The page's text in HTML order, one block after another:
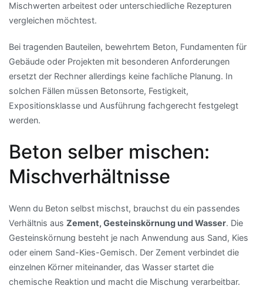
Mischwerten arbeitest oder unterschiedliche Rezepturen
vergleichen möchtest.
Bei tragenden Bauteilen, bewehrtem Beton, Fundamenten für
Gebäude oder Projekten mit besonderen Anforderungen
ersetzt der Rechner allerdings keine fachliche Planung. In
solchen Fällen müssen Betonsorte, Festigkeit,
Expositionsklasse und Ausführung fachgerecht festgelegt
werden.
Beton selber mischen:
Mischverhältnisse
Wenn du Beton selbst mischst, brauchst du ein passendes
Verhältnis aus Zement, Gesteinskörnung und Wasser. Die
Gesteinskörnung besteht je nach Anwendung aus Sand, Kies
oder einem Sand-Kies-Gemisch. Der Zement verbindet die
einzelnen Körner miteinander, das Wasser startet die
chemische Reaktion und macht die Mischung verarbeitbar.